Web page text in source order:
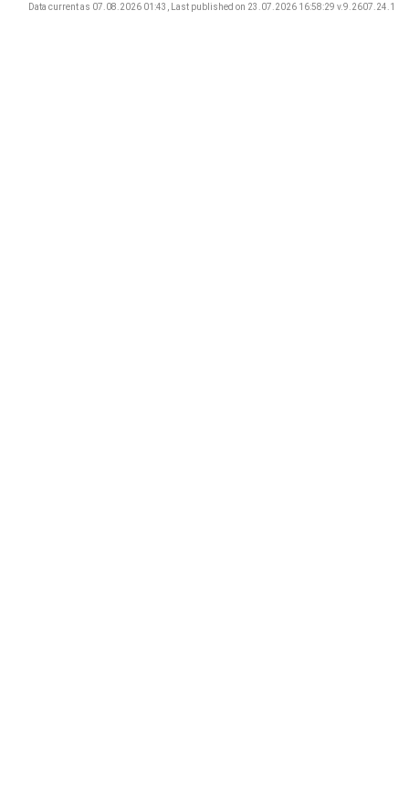
Data current as 07.08.2026 01:43, Last published on 23.07.2026 16:58:29 v.9.2607.24.1